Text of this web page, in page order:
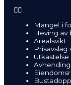
Mangel i
Heving av
Arealsvikt
Prisavslag